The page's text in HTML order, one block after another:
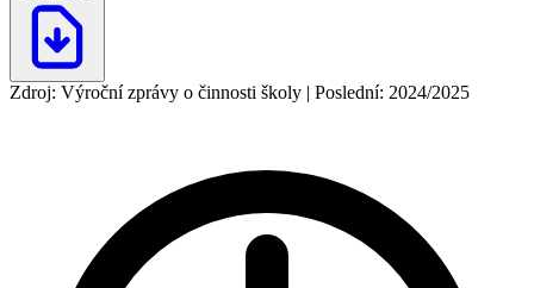
Zdroj: Výroční zprávy o činnosti školy | Poslední: 2024/2025